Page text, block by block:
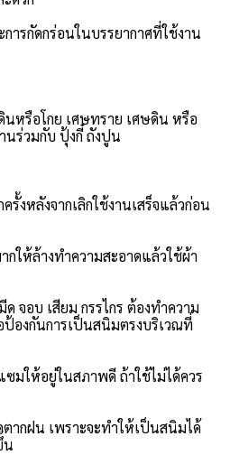
ารกัดกร่อนในบรรยากาศที่ใช้งาน
นหรือโกย เศษทราย เศษดิน หรือ
นร่วมกับ ปุ้งกี๋ ถังปูน
รั้งหลังจากเลิกใช้งานเสร็จแล้วก่อน
ให้ล้างทำความสะอาดแล้วใช้ผ้า
จอบ เสียม กรรไกร ต้องทำความ
องกันการเป็นสนิมตรงบริเวณที่
ซมให้อยู่ในสภาพดี ถ้าใช้ไม่ได้ควร
ากฝน เพราะจะทำให้เป็นสนิมได้
น